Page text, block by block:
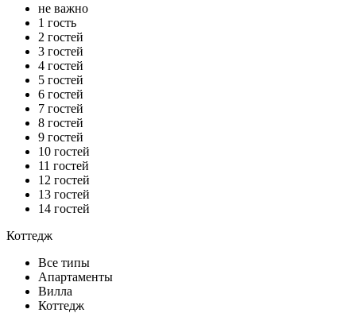
не важно
1 гость
2 гостей
3 гостей
4 гостей
5 гостей
6 гостей
7 гостей
8 гостей
9 гостей
10 гостей
11 гостей
12 гостей
13 гостей
14 гостей
Коттедж
Все типы
Апартаменты
Вилла
Коттедж